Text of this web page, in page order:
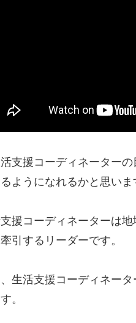
支援コーディネーターの
ようになれるかと思いま
援コーディネーターは
引するリーダーです。
生活支援コーディネー
。